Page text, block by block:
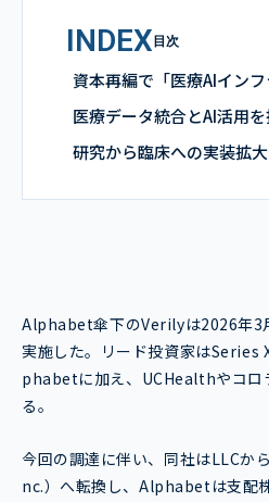
INDEX目次
資本再編で「医療AIイン
医療データ統合とAI活用
研究から臨床への実装拡
Alphabet傘下のVerilyは2026年3
実施した。リード投資家はSeries
phabetに加え、UCHealthやコロ
る。
今回の調達に伴い、同社はLLCか
nc.）へ転換し、Alphabetは支配